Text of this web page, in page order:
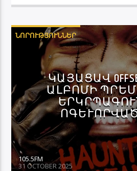
ՆՈՐՈՒԹՅՈՒՆՆԵՐ
ԿԱՅԱՑԱՎ
ԱԼԲՈՄԻ
105.5FM
31 OCTOBER 2025